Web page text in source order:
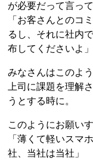
が必要だって言っ
「お客さんとのコ
るし、それに社内
布してくださいよ」
みなさんはこのよ
上司に課題を理解
うとする時に。
このようにお願い
「薄くて軽いスマ
社、当社は当社」